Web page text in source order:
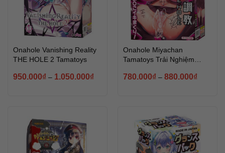
Onahole Vanishing Reality
THE HOLE 2 Tamatoys
950.000₫– 1.050.000₫
Onahole Miyachan
Tamatoys Trải Nghiệm
780.000₫– 880.000₫